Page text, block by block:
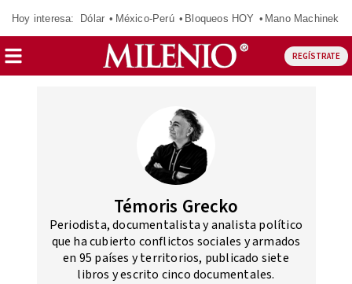
Hoy interesa: Dólar México-Perú Bloqueos HOY Mano Machinek
REGÍSTRATE
Témoris Grecko
Periodista, documentalista y analista político
que ha cubierto conflictos sociales y armados
en 95 países y territorios, publicado siete
libros y escrito cinco documentales.